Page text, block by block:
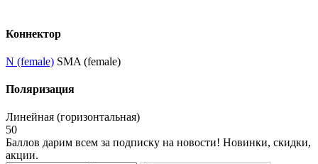
Коннектор
N (female) SMA (female)
Поляризация
Линейная (горизонтальная)
50
Баллов дарим всем за подписку на новости! Новинки, скидки,
акции.